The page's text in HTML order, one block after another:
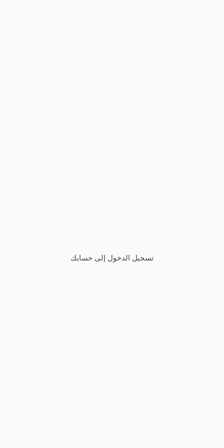
تسجيل الدخول إلى حسابك